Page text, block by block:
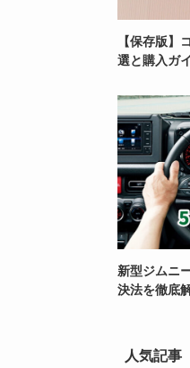
【保存版】
選と購入ガ
新型ジムニ
決法を徹底
人気記事